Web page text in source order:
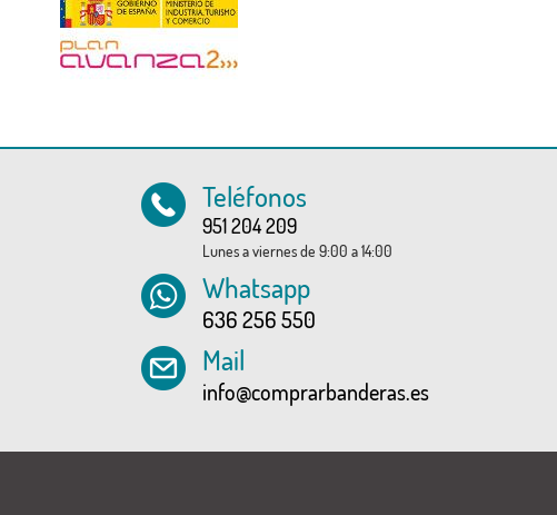
Teléfonos
951 204 209
Lunes a viernes de 9:00 a 14:00
Whatsapp
636 256 550
Mail
info@comprarbanderas.es